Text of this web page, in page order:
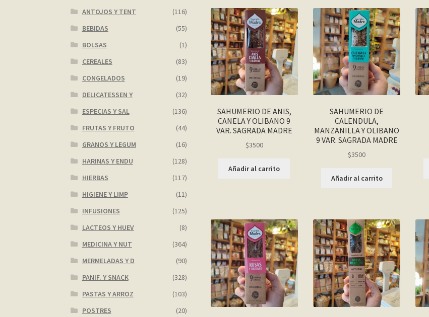
SAHUMERIO DE ANIS,
CANELA Y OLIBANO 9
VAR. SAGRADA MADRE
$3500
Añadir al carrito
SAHUMERIO DE
CALENDULA,
MANZANILLA Y OLIBANO
9 VAR. SAGRADA MADRE
$3500
Añadir al carrito
ANTOJOS Y TENT
(116)
BEBIDAS
(55)
BOLSAS
(1)
CEREALES
(83)
CONGELADOS
(19)
DELICATESSEN Y
(32)
ESPECIAS Y SAL
(136)
FRUTAS Y FRUTO
(44)
GRANOS Y LEGUM
(16)
HARINAS Y ENDU
(128)
HIERBAS
(117)
HIGIENE Y LIMP
(11)
INFUSIONES
(125)
LACTEOS Y HUEV
(8)
MEDICINA Y NUT
(364)
MERMELADAS Y D
(90)
PANIF. Y SNACK
(328)
PASTAS Y ARROZ
(103)
POSTRES
(20)